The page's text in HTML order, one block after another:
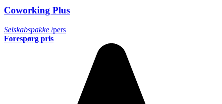
Coworking Plus
Selskabspakke /pers
Forespørg pris